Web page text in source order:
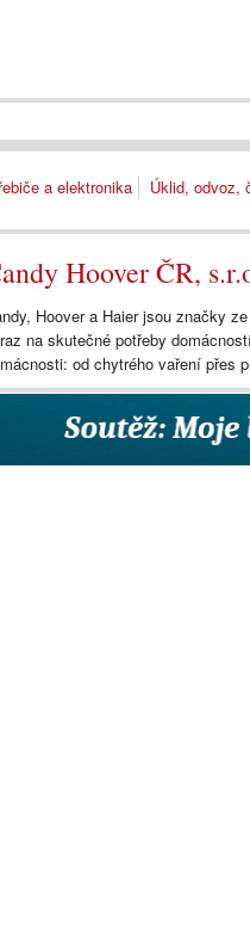
a elektronika Úklid, odvoz,
Hoover ČR,
Hoover a Haier jsou značky
na skutečné potřeby
od chytrého vaření přes